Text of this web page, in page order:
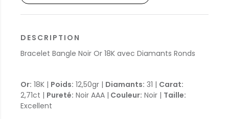
DESCRIPTION
Bracelet Bangle Noir Or 18K avec Diamants Ronds
Or: 18K | Poids: 12,50gr | Diamants: 31 | Carat:
2,71ct | Pureté: Noir AAA | Couleur: Noir | Taille:
Excellent